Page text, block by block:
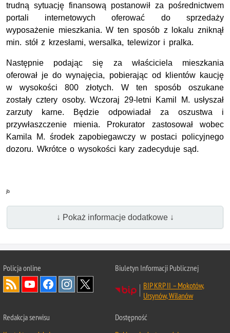
trudną sytuację finansową postanowił za pośrednictwem
portali internetowych oferować do sprzedaży
wyposażenie mieszkania. W ten sposób z lokalu zniknął
min. stół z krzesłami, wersalka, telewizor i pralka.
Następnie podając się za właściciela mieszkania
oferował je do wynajęcia, pobierając od klientów kaucję
w wysokości 800 złotych. W ten sposób oszukane
zostały cztery osoby. Wczoraj 29-letni Kamil M. usłyszał
zarzuty karne. Będzie odpowiadał za oszustwa i
przywłaszczenie mienia. Prokurator zastosował wobec
Kamila M. środek zapobiegawczy w postaci policyjnego
dozoru. Wkrótce o wysokości kary zadecyduje sąd.
jb
↓ Pokaż informacje dodatkowe ↓
Policja online
Biuletyn Informacji Publicznej
BIP KRP II – Mokotów,
Ursynów, Wilanów
Redakcja serwisu
Dostępność